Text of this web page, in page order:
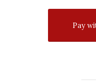
Pay